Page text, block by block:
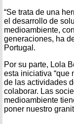
“Se trata de una
el desarrollo de
medioambiente,
generaciones, ha
Portugal.
Por su parte, Lola
esta iniciativa “que
de las actividades
colaborar. Las
medioambiente
poner nuestro